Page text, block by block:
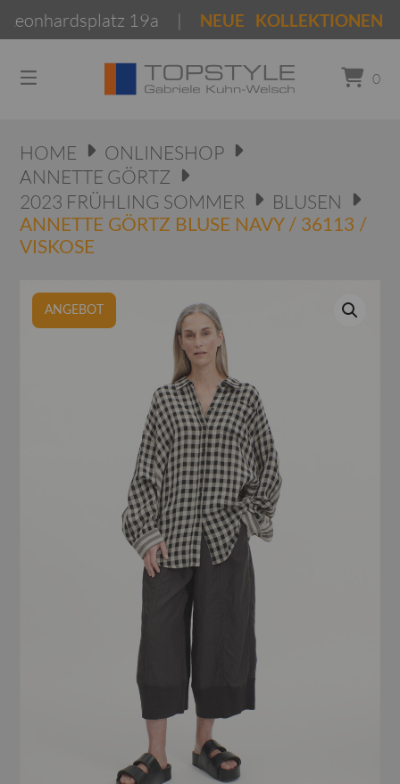
Springen
Sie
Inhalt
19a | NEUE KOLLEKTIONEN
0
HOME
ONLINESHOP
ANNETTE GÖRTZ
2023 FRÜHLING SOMMER
BLUSEN
ANNETTE GÖRTZ BLUSE NAVY / 36113 /
VISKOSE
ANGEBOT